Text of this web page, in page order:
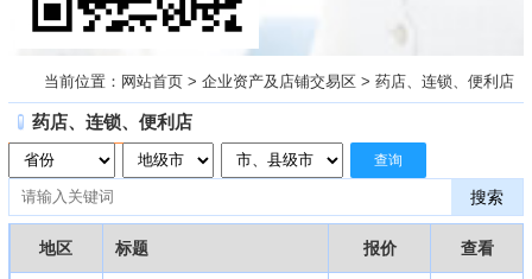
当前位置： 网站首页 > 企业资产及店铺交易区 > 药店、连锁、便利店
药店、连锁、便利店
查询
搜索
地区 标题 报价 查看